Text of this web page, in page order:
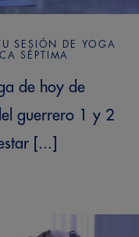
SESIÓN DE YOGA
SÉPTIMA
de hoy de
guerrero 1 y 2
[...]